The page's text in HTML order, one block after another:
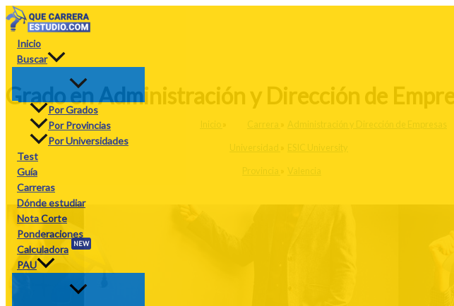
Ir
al
contenido
Inicio
Buscar
Por Grados
Por Provincias
Por Universidades
Test
Guía
Carreras
Dónde estudiar
Nota Corte
Ponderaciones
Calculadora
NEW
PAU
Grado en Administración y Dirección de
Inicio Carrera Administración y Dirección de Empresas
Universidad ESIC University
Provincia Valencia